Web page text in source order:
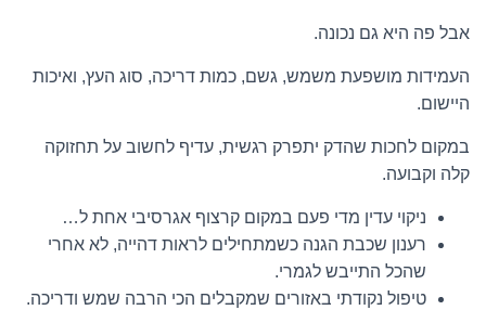
אבל פה היא גם נכונה.
העמידות מושפעת משמש, גשם, כמות דריכה, סוג העץ, ואיכות
היישום.
במקום לחכות שהדק יתפרק רגשית, עדיף לחשוב על תחזוקה
קלה וקבועה.
ניקוי עדין מדי פעם במקום קרצוף אגרסיבי אחת ל…
רענון שכבת הגנה כשמתחילים לראות דהייה, לא אחרי
שהכל התייבש לגמרי.
טיפול נקודתי באזורים שמקבלים הכי הרבה שמש ודריכה.